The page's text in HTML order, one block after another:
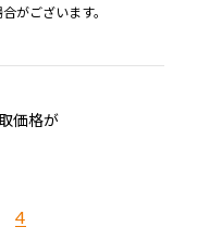
がございます。
価格が
4